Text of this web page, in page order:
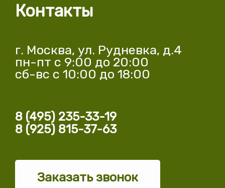
Контакты
г. Москва, ул. Рудневка, д.4
пн-пт с 9:00 до 20:00
сб-вс с 10:00 до 18:00
8 (495) 235-33-19
8 (925) 815-37-63
Заказать звонок